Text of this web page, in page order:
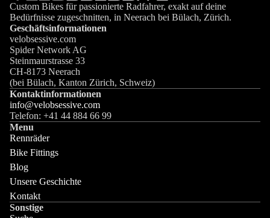
Custom Bikes für passionierte Radfahrer, exakt auf deine
Bedürfnisse zugeschnitten, in Neerach bei Bülach, Zürich.
Geschäftsinformationen
velobsessive.com
Spider Network AG
Steinmaurstrasse 33
CH-8173 Neerach
(bei Bülach, Kanton Zürich, Schweiz)
Kontaktinformationen
info@velobsessive.com
Telefon: +41 44 884 66 99
Menu
Rennräder
Bike Fittings
Blog
Unsere Geschichte
Kontakt
Sonstige